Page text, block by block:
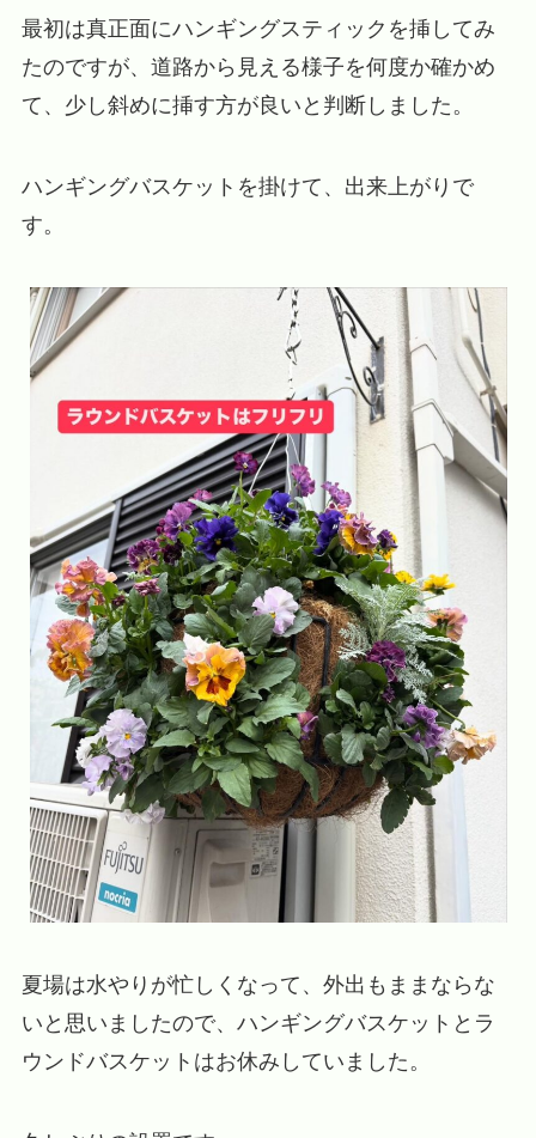
最初は真正面にハンギングスティックを挿してみ
たのですが、道路から見える様子を何度か確かめ
て、少し斜めに挿す方が良いと判断しました。
ハンギングバスケットを掛けて、出来上がりで
す。
夏場は水やりが忙しくなって、外出もままならな
いと思いましたので、ハンギングバスケットとラ
ウンドバスケットはお休みしていました。